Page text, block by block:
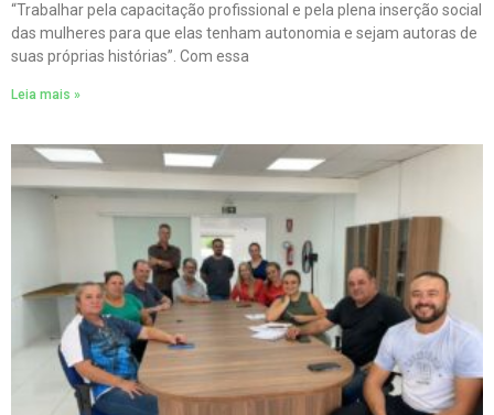
“Trabalhar pela capacitação profissional e pela plena inserção social
das mulheres para que elas tenham autonomia e sejam autoras de
suas próprias histórias”. Com essa
Leia mais »